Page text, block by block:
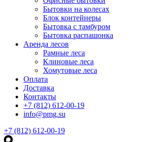
Бытовки на колесах
Блок контейнеры
Бытовка с тамбуром
Бытовка распашонка
Аренда лесов
Рамные леса
Клиновые леса
Хомутовые леса
Оплата
Доставка
Контакты
+7 (812) 612-00-19
info@pmg.su
+7 (812) 612-00-19